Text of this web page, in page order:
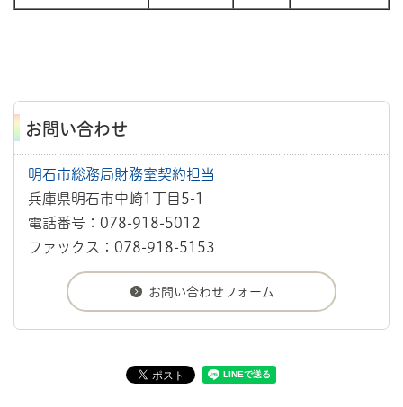
お問い合わせ
明石市総務局財務室契約担当
兵庫県明石市中崎1丁目5-1
電話番号：078-918-5012
ファックス：078-918-5153